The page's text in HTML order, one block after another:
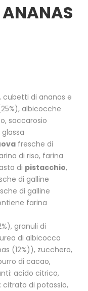
cubetti di ananas e
albicocche
saccarosio
fresche di
di riso, farina
di pistacchio,
di galline
di galline
farina
granuli di
di albicocca
(12%)), zucchero,
di cacao,
acido citrico,
di potassio,